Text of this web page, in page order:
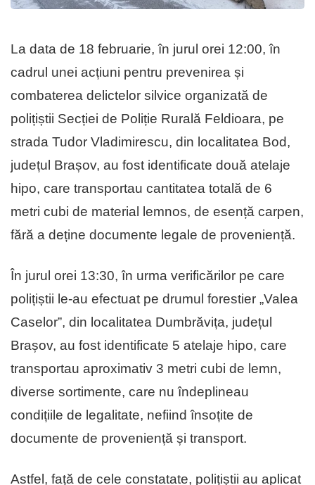
La data de 18 februarie, în jurul orei 12:00, în
cadrul unei acțiuni pentru prevenirea și
combaterea delictelor silvice organizată de
polițiștii Secției de Poliție Rurală Feldioara, pe
strada Tudor Vladimirescu, din localitatea Bod,
județul Brașov, au fost identificate două atelaje
hipo, care transportau cantitatea totală de 6
metri cubi de material lemnos, de esență carpen,
fără a deține documente legale de proveniență.
În jurul orei 13:30, în urma verificărilor pe care
polițiștii le-au efectuat pe drumul forestier „Valea
Caselor”, din localitatea Dumbrăvița, județul
Brașov, au fost identificate 5 atelaje hipo, care
transportau aproximativ 3 metri cubi de lemn,
diverse sortimente, care nu îndeplineau
condițiile de legalitate, nefiind însoțite de
documente de proveniență și transport.
Astfel, față de cele constatate, polițiștii au aplicat